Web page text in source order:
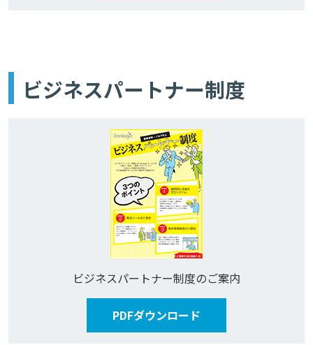
ビジネスパートナー制度
ビジネスパートナー制度のご案内
PDFダウンロード